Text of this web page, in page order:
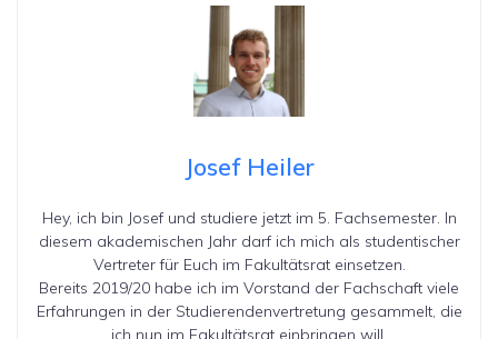
Josef Heiler
Hey, ich bin Josef und studiere jetzt im 5. Fachsemester. In
diesem akademischen Jahr darf ich mich als studentischer
Vertreter für Euch im Fakultätsrat einsetzen.
Bereits 2019/20 habe ich im Vorstand der Fachschaft viele
Erfahrungen in der Studierendenvertretung gesammelt, die
ich nun im Fakultätsrat einbringen will.